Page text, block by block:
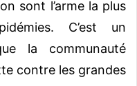
sont l’arme la plus
C’est un
la communauté
contre les grandes